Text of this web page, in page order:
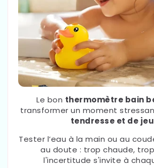
Le bon thermomètre bain
transformer un moment
tendresse et de jeu
Tester l’eau à la main ou au
au doute : trop chaude,
l'incertitude s'invite à